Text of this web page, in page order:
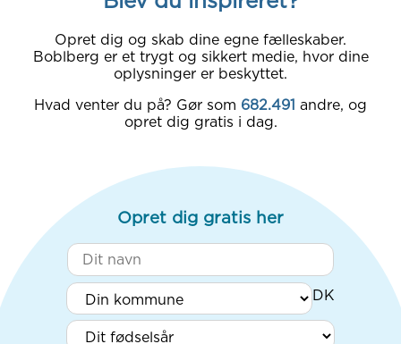
Opret dig og skab dine egne fælleskaber.
Boblberg er et trygt og sikkert medie, hvor dine
oplysninger er beskyttet.
Hvad venter du på? Gør som 682.491 andre, og
opret dig gratis i dag.
Opret dig gratis her